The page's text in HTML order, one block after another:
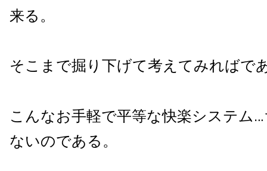
来る。
そこまで掘り下げて考えてみればで
こんなお手軽で平等な快楽システム
ないのである。